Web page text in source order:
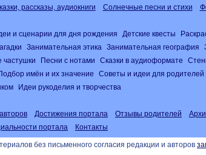
рассказы, аудиокниги Солнечные песни и стихи
и сценарии для дня рождения Детские квесты
Занимательная этика Занимательная география
частушки Песни с нотами Сказки в аудиоформате
имён и их значение Советы и идеи для родителей
Идеи рукоделия и творчества
Достижения портала Отзывы родителей
портала Контакты
без письменного согласия редакции и авторов